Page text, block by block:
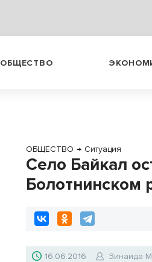
ОБЩЕСТВО
ОБЩЕСТВО → Ситуация
Село Байкал
Болотнинском
16.06.2016 Зинаида